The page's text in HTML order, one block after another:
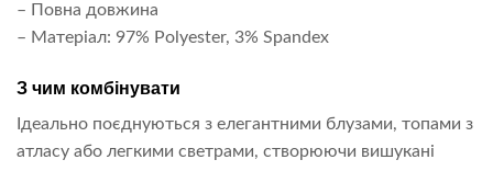
– Повна довжина
– Матеріал: 97% Polyester, 3% Spandex
З чим комбінувати
Ідеально поєднуються з елегантними блузами, топами з
атласу або легкими светрами, створюючи вишукані